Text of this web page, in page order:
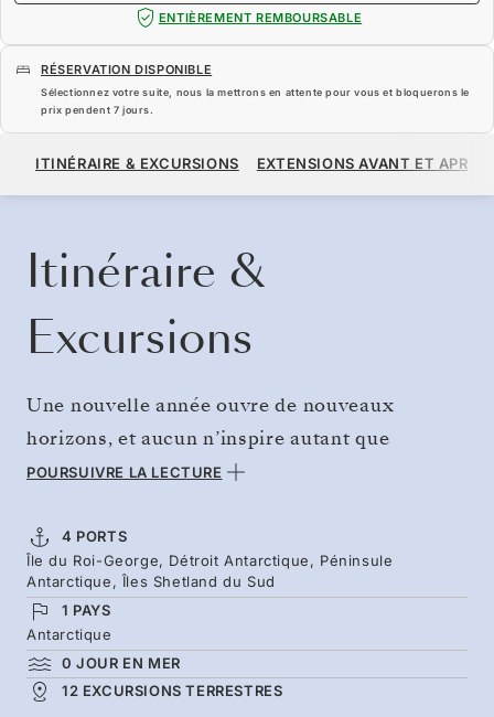
ENTIÈREMENT REMBOURSABLE
RÉSERVATION DISPONIBLE
Sélectionnez votre suite, nous la mettrons en attente pour vous et bloquerons le
prix pendent 7 jours.
À PARTIR DE 23 850 $US
ITINÉRAIRE & EXCURSIONS EXTENSIONS AVANT ET APRÈS
Itinéraire &
Excursions
Une nouvelle année ouvre de nouveaux
horizons, et aucun n’inspire autant que
l’Antarctique, l’ultime contrée sauvage et
vols à destination et en provenance de l’île du
Roi-George, votre aventure commence
immédiatement, sans traversée en mer.
Explorez le détroit Antarctique et la péninsule
Antarctique en été, lorsque les colonies de
manchots s’agrandissent et que la lumière du
POURSUIVRE LA LECTURE
4 PORTS
Île du Roi-George, Détroit Antarctique, Péninsule
Antarctique, Îles Shetland du Sud
1 PAYS
Antarctique
0 JOUR EN MER
12 EXCURSIONS TERRESTRES